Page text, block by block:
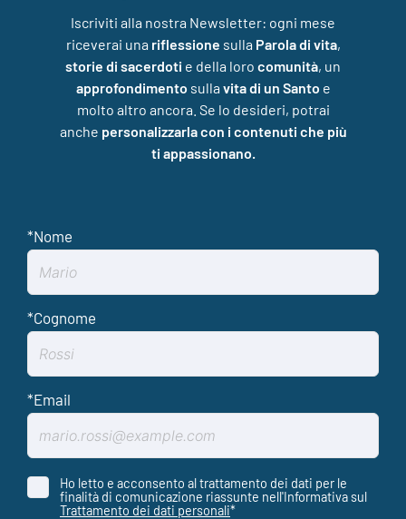
Iscriviti alla nostra Newsletter: ogni mese
riceverai una riflessione sulla Parola di vita,
storie di sacerdoti e della loro comunità, un
approfondimento sulla vita di un Santo e
molto altro ancora. Se lo desideri, potrai
anche personalizzarla con i contenuti che più
ti appassionano.
Ho letto e acconsento al trattamento dei dati per le
finalità di comunicazione riassunte nell'Informativa sul
Trattamento dei dati personali*